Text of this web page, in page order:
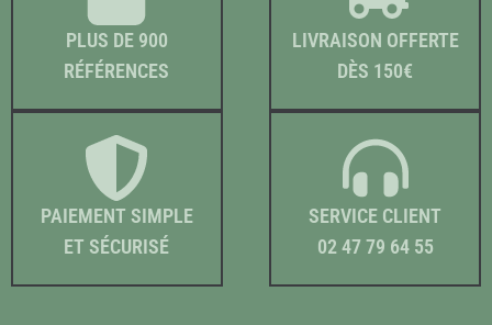
PLUS DE 900
RÉFÉRENCES
LIVRAISON OFFERTE
DÈS 150€
PAIEMENT SIMPLE
ET SÉCURISÉ
SERVICE CLIENT
02 47 79 64 55